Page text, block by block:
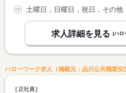
土曜日，日曜日，祝日，その他
求人詳細を見る (ハロ
ハローワーク求人（掲載元：品川公共職業安
正社員